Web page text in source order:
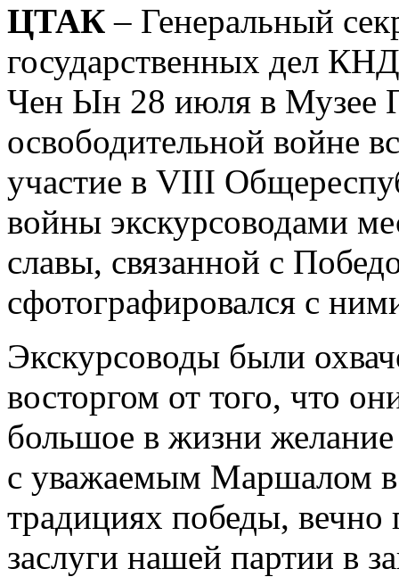
ЦТАК – Генеральный
государственных дел
Чен Ын 28 июля в Музее
освободительной войне
участие в VIII
войны экскурсоводами
славы, связанной с
сфотографировался с
Экскурсоводы были
восторгом от того, что
большое в жизни желание
с уважаемым Маршалом
традициях победы,
заслуги нашей партии в